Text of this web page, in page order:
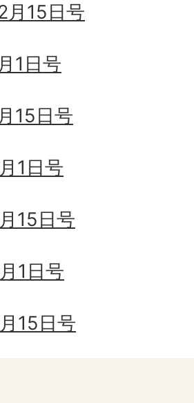
月15日号
1日号
15日号
1日号
15日号
1日号
15日号